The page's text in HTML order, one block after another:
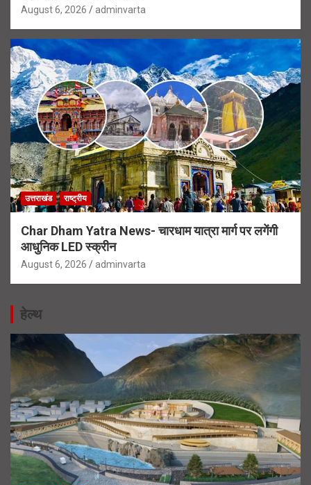
August 6, 2026 adminvarta
उत्तराखंड राष्ट्रीय
Char Dham Yatra News- चारधाम यात्रा मार्ग पर लगेंगी
आधुनिक LED स्क्रीन
August 6, 2026 adminvarta
हेल्थ